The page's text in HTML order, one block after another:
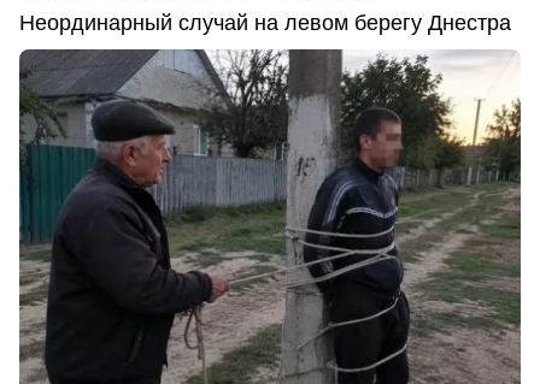
Неординарный случай на левом берегу Днестра